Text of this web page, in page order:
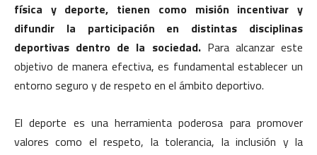
física y deporte, tienen como misión incentivar y
difundir la participación en distintas disciplinas
deportivas dentro de la sociedad.Para alcanzar este
objetivo de manera efectiva, es fundamental establecer un
entorno seguro y de respeto en el ámbito deportivo.
El deporte es una herramienta poderosa para promover
valores como el respeto, la tolerancia, la inclusión y la